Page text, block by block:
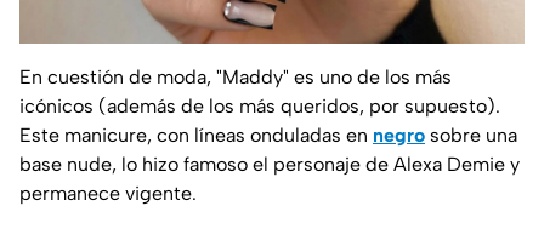
En cuestión de moda, "Maddy" es uno de los más
icónicos (además de los más queridos, por supuesto).
Este manicure, con líneas onduladas en negro sobre una
base nude, lo hizo famoso el personaje de Alexa Demie y
permanece vigente.